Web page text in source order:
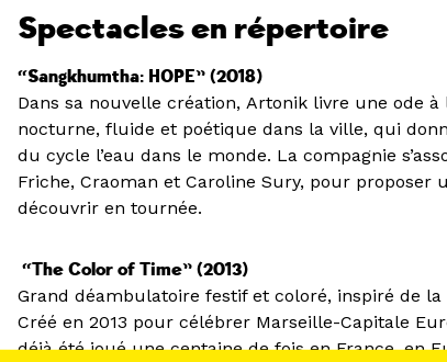
Spectacles en répertoire
“Sangkhumtha: HOPE” (2018)
Dans sa nouvelle création, Artonik livre une ode à
nocturne, fluide et poétique dans la ville, qui
du cycle l’eau dans le monde. La compagnie
Friche, Craoman et Caroline Sury, pour proposer
découvrir en tournée.
“The Color of Time” (2013)
Grand déambulatoire festif et coloré, inspiré de
Créé en 2013 pour célébrer Marseille-Capitale
déjà été joué une centaine de fois en France, en